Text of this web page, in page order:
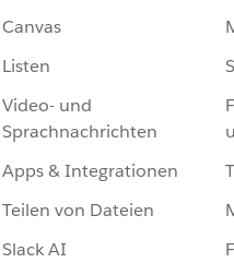
Canvas
Listen
Video- und
Sprachnachrichten
Apps & Integrationen
Teilen von Dateien
Slack AI